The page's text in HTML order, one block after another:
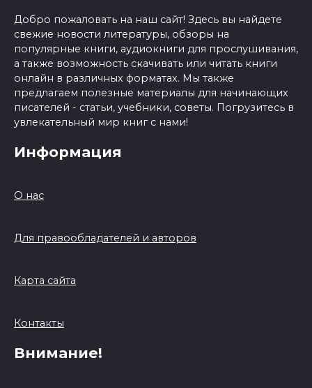
Добро пожаловать на наш сайт! Здесь вы найдете
свежие новости литературы, обзоры на
популярные книги, аудиокниги для прослушивания,
а также возможность скачивать или читать книги
онлайн в различных форматах. Мы также
предлагаем полезные материалы для начинающих
писателей - статьи, учебники, советы. Погрузитесь в
увлекательный мир книг с нами!
Информация
О нас
Для правообладателей и авторов
Карта сайта
Контакты
Внимание!